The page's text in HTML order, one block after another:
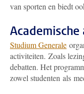
van sporten en biedt
Studium Generale
activiteiten. Zoals
debatten. Het
zowel studenten als